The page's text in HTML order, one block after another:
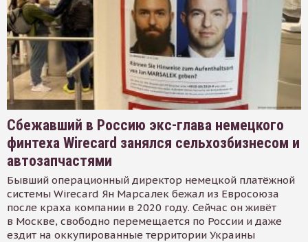
Сбежавший в Россию экс-глава немецкого
финтеха Wirecard занялся сельхозбизнесом и
автозапчастями
Бывший операционный директор немецкой платёжной
системы Wirecard Ян Марсалек бежал из Евросоюза
после краха компании в 2020 году. Сейчас он живёт
в Москве, свободно перемещается по России и даже
ездит на оккупированные территории Украины